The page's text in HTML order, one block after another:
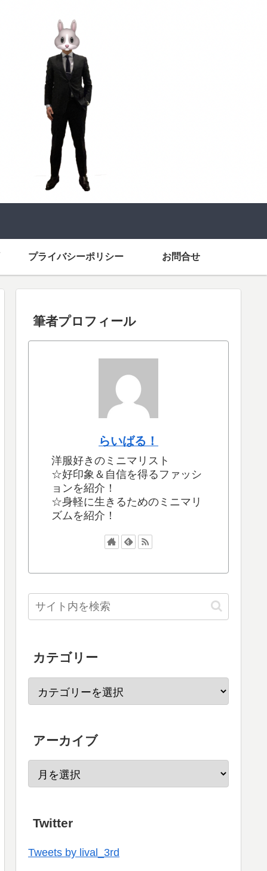
プライバシーポリシー お問合せ
筆者プロフィール
らいばる！
洋服好きのミニマリスト
☆好印象＆自信を得るファッシ
ョンを紹介！
☆身軽に生きるためのミニマリ
ズムを紹介！
カテゴリー
アーカイブ
Twitter
Tweets by lival_3rd